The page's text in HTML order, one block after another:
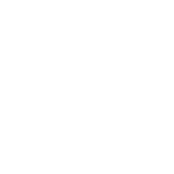
Zertifizierungen